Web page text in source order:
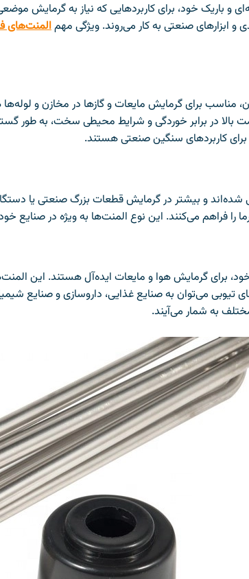
و باریک خود، برای کاربردهایی که نیاز به
و ابزارهای صنعتی به کار می‌روند. ویژگی مهمالمنت‌های
مناسب برای گرمایش مایعات و گازها در مخازن و
در برابر خوردگی و شرایط محیطی سخت، به طور
برای کاربردهای سنگین صنعتی هستند.
و بیشتر در گرمایش قطعات بزرگ صنعتی یا
فراهم می‌کنند. این نوع المنت‌ها به ویژه در صنایع
برای گرمایش هوا و مایعات ایده‌آل هستند. این
تیوبی می‌توان به صنایع غذایی، داروسازی و صنایع
به شمار می‌آیند.